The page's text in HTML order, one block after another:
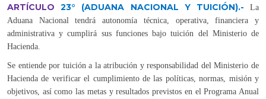
ARTÍCULO23° (ADUANA NACIONAL Y TUICIÓN).- La
Aduana Nacional tendrá autonomía técnica, operativa, financiera y
administrativa y cumplirá sus funciones bajo tuición del Ministerio de
Hacienda.
Se entiende por tuición a la atribución y responsabilidad del Ministerio de
Hacienda de verificar el cumplimiento de las políticas, normas, misión y
objetivos, así como las metas y resultados previstos en el Programa Anual